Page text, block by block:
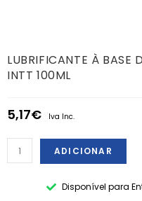
LUBRIFICANTE À BASE
INTT 100ML
5,17€ Iva Inc.
ADICIONAR
Disponível para